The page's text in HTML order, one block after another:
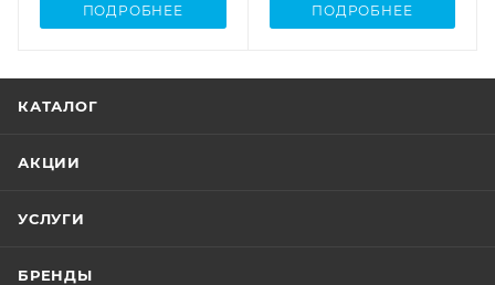
ПОДРОБНЕЕ ПОДРОБНЕЕ
КАТАЛОГ
АКЦИИ
УСЛУГИ
БРЕНДЫ